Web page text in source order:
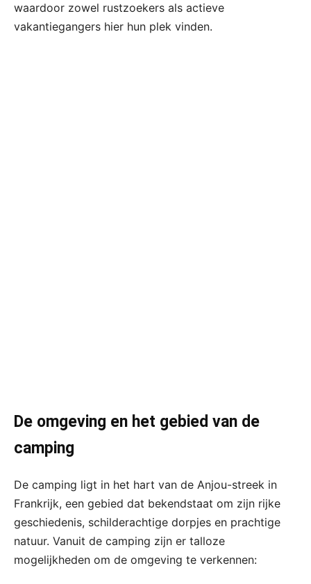
waardoor zowel rustzoekers als actieve
vakantiegangers hier hun plek vinden.
De omgeving en het gebied van de
camping
De camping ligt in het hart van de Anjou-streek in
Frankrijk, een gebied dat bekendstaat om zijn rijke
geschiedenis, schilderachtige dorpjes en prachtige
natuur. Vanuit de camping zijn er talloze
mogelijkheden om de omgeving te verkennen: